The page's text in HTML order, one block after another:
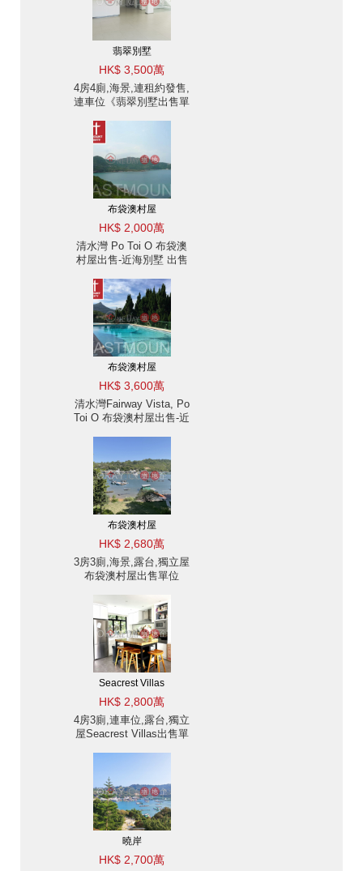
翡翠別墅
HK$ 3,500萬
4房4廁,海景,連租約發售,
連車位《翡翠別墅出售單
布袋澳村屋
HK$ 2,000萬
清水灣 Po Toi O 布袋澳
村屋出售-近海別墅 出售
布袋澳村屋
HK$ 3,600萬
清水灣Fairway Vista, Po
Toi O 布袋澳村屋出售-近
布袋澳村屋
HK$ 2,680萬
3房3廁,海景,露台,獨立屋
布袋澳村屋出售單位
Seacrest Villas
HK$ 2,800萬
4房3廁,連車位,露台,獨立
屋Seacrest Villas出售單
曉岸
HK$ 2,700萬